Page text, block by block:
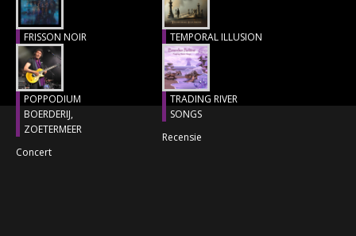
Recensie
FRISSON NOIR
Recensie
TEMPORAL ILLUSION
Recensie
POPPODIUM
BOERDERIJ,
ZOETERMEER
Concert
TRADING RIVER
SONGS
Recensie